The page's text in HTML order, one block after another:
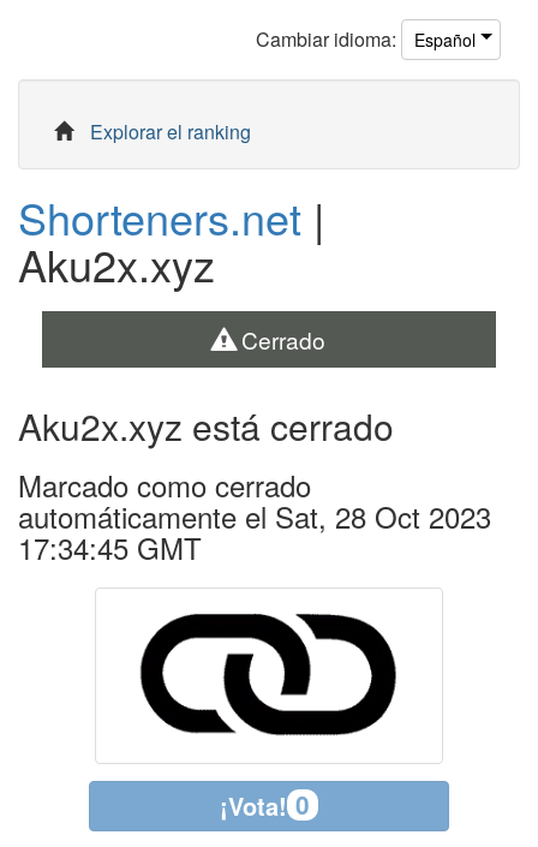
Cambiar idioma: Español
Explorar el ranking
Shorteners.net |
Aku2x.xyz
Cerrado
Aku2x.xyz está cerrado
Marcado como cerrado
automáticamente el Sat, 28 Oct 2023
17:34:45 GMT
¡Vota! 0